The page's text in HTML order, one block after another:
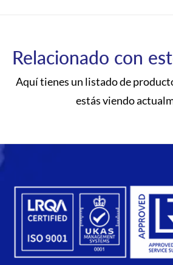
Relacionado con
Aquí tienes un listado de
estás viendo